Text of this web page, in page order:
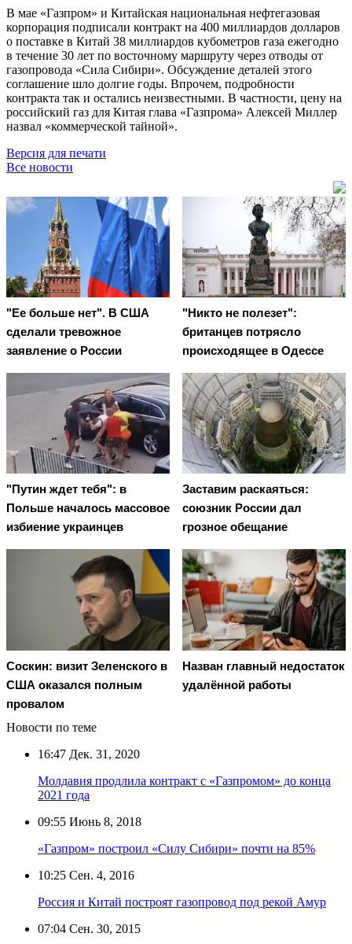
В мае «Газпром» и Китайская национальная нефтегазовая
корпорация подписали контракт на 400 миллиардов долларов
о поставке в Китай 38 миллиардов кубометров газа ежегодно
в течение 30 лет по восточному маршруту через отводы от
газопровода «Сила Сибири». Обсуждение деталей этого
соглашение шло долгие годы. Впрочем, подробности
контракта так и остались неизвестными. В частности, цену на
российский газ для Китая глава «Газпрома» Алексей Миллер
назвал «коммерческой тайной».
Версия для печати
Все новости
"Ее больше нет". В США
сделали тревожное
заявление о России
"Никто не полезет":
британцев потрясло
происходящее в Одессе
"Путин ждет тебя": в
Польше началось массовое
избиение украинцев
Заставим раскаяться:
союзник России дал
грозное обещание
Соскин: визит Зеленского в
США оказался полным
провалом
Назван главный недостаток
удалённой работы
Новости по теме
16:47 Дек. 31, 2020
Молдавия продлила контракт с «Газпромом» до конца
2021 года
09:55 Июнь 8, 2018
«Газпром» построил «Силу Сибири» почти на 85%
10:25 Сен. 4, 2016
Россия и Китай построят газопровод под рекой Амур
07:04 Сен. 30, 2015